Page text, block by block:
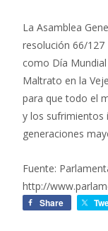
La Asamblea
resolución 66/
como Día
Maltrato en la
para que todo el
y los sufrimientos
generaciones
Fuente:
http://
Share